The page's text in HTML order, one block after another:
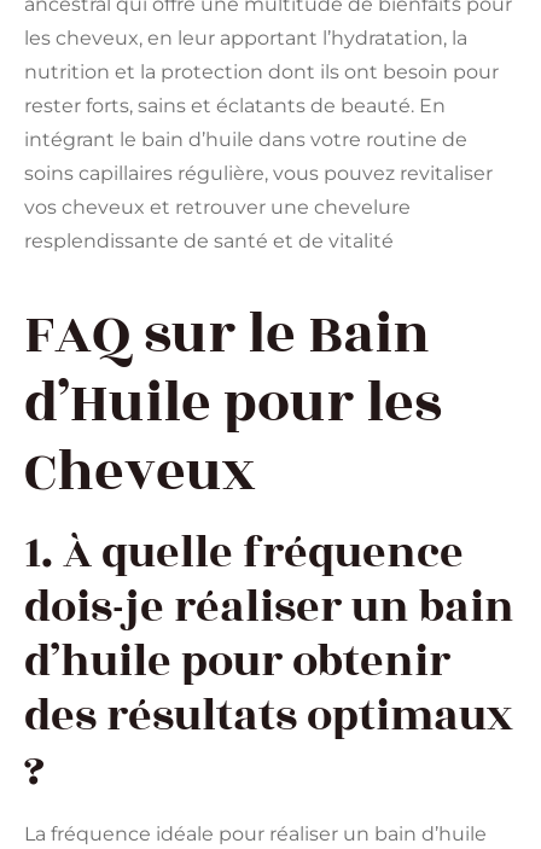
les cheveux, en leur apportant l’hydratation, la
nutrition et la protection dont ils ont besoin pour
rester forts, sains et éclatants de beauté. En
intégrant le bain d’huile dans votre routine de
soins capillaires régulière, vous pouvez revitaliser
vos cheveux et retrouver une chevelure
resplendissante de santé et de vitalité
FAQ sur le Bain
d’Huile pour les
Cheveux
1. À quelle fréquence
dois-je réaliser un bain
d’huile pour obtenir
des résultats optimaux
?
La fréquence idéale pour réaliser un bain d’huile